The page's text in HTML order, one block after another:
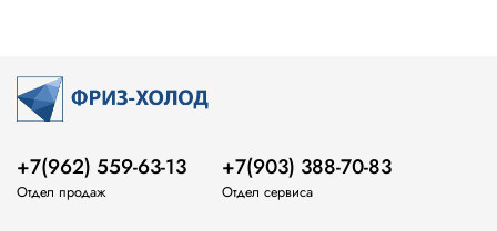
+7(962) 559-63-13
Отдел продаж
+7(903) 388-70-83
Отдел сервиса